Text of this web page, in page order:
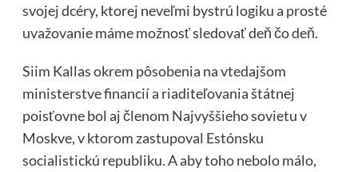
svojej dcéry, ktorej neveľmi bystrú logiku a prosté
uvažovanie máme možnosť sledovať deň čo deň.
Siim Kallas okrem pôsobenia na vtedajšom
ministerstve financií a riaditeľovania štátnej
poisťovne bol aj členom Najvyššieho sovietu v
Moskve, v ktorom zastupoval Estónsku
socialistickú republiku. A aby toho nebolo málo,